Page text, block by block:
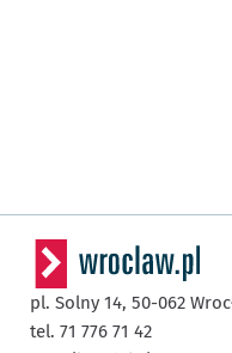
pl. Solny 14, 50-062
tel. 71 776 71 42